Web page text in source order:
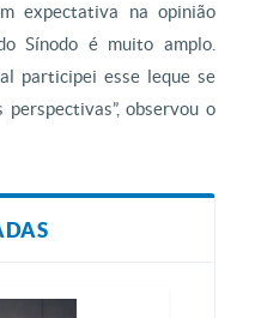
expectativa na opinião
Sínodo é muito amplo.
participei esse leque se
observou o